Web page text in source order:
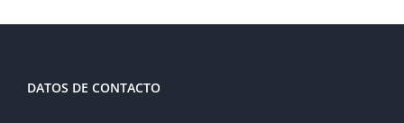
DATOS DE CONTACTO